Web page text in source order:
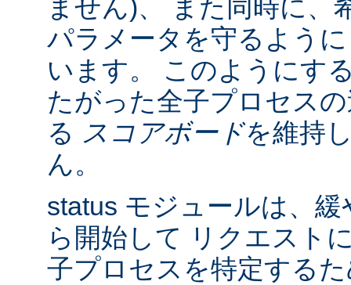
ません)、 また同時に、
パラメータを守るよう
います。 このようにす
たがった全子プロセス
る スコアボードを維持
ん。
status モジュールは、
ら開始して リクエスト
子プロセスを特定する